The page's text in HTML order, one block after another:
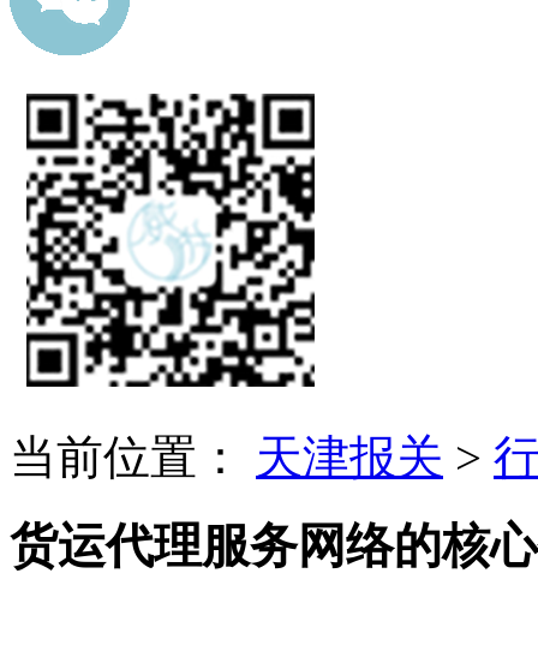
当前位置： 天津报关 >
货运代理服务网络的核